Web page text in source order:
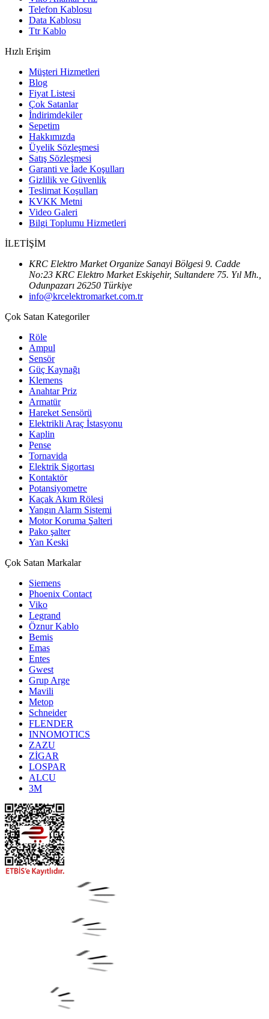
Telefon Kablosu
Data Kablosu
Ttr Kablo
Hızlı Erişim
Müşteri Hizmetleri
Blog
Fiyat Listesi
Çok Satanlar
İndirimdekiler
Sepetim
Hakkımızda
Üyelik Sözleşmesi
Satış Sözleşmesi
Garanti ve İade Koşulları
Gizlilik ve Güvenlik
Teslimat Koşulları
KVKK Metni
Video Galeri
Bilgi Toplumu Hizmetleri
İLETİŞİM
KRC Elektro Market Organize Sanayi Bölgesi 9. Cadde
No:23 KRC Elektro Market Eskişehir, Sultandere 75. Yıl Mh.,
Odunpazarı 26250 Türkiye
info@krcelektromarket.com.tr
Çok Satan Kategoriler
Röle
Ampul
Sensör
Güç Kaynağı
Klemens
Anahtar Priz
Armatür
Hareket Sensörü
Elektrikli Araç İstasyonu
Kaplin
Pense
Tornavida
Elektrik Sigortası
Kontaktör
Potansiyometre
Kaçak Akım Rölesi
Yangın Alarm Sistemi
Motor Koruma Şalteri
Pako şalter
Yan Keski
Çok Satan Markalar
Siemens
Phoenix Contact
Viko
Legrand
Öznur Kablo
Bemis
Emas
Entes
Gwest
Grup Arge
Mavili
Metop
Schneider
FLENDER
INNOMOTICS
ZAZU
ZİGAR
LOSPAR
ALCU
3M